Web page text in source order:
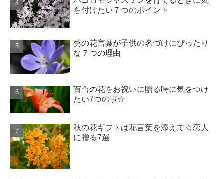
を付けたい７つのポイント
葵の花言葉が子供の名づけにぴったり
な７つの理由
百合の花をお祝いに贈る時に気をつけ
たい7つの事☆
秋の花ギフトは花言葉を添えて☆恋人
に贈る7選